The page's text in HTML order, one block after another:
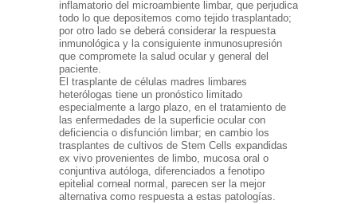
inflamatorio del microambiente limbar, que perjudica
todo lo que depositemos como tejido trasplantado;
por otro lado se deberá considerar la respuesta
inmunológica y la consiguiente inmunosupresión
que compromete la salud ocular y general del
paciente.
El trasplante de células madres limbares
heterólogas tiene un pronóstico limitado
especialmente a largo plazo, en el tratamiento de
las enfermedades de la superficie ocular con
deficiencia o disfunción limbar; en cambio los
trasplantes de cultivos de Stem Cells expandidas
ex vivo provenientes de limbo, mucosa oral o
conjuntiva autóloga, diferenciados a fenotipo
epitelial corneal normal, parecen ser la mejor
alternativa como respuesta a estas patologías.